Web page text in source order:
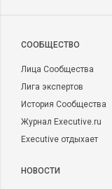
CООБЩЕСТВО
Лица Сообщества
Лига экспертов
История Сообщества
Журнал Executive.ru
Executive отдыхает
НОВОСТИ